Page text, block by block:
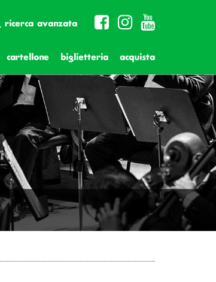
ricerca avanzata
cartellone biglietteria acquista